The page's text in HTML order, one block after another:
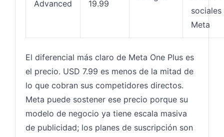
Advanced
19.99
sociales
Meta
El diferencial más claro de Meta One Plus es
el precio. USD 7.99 es menos de la mitad de
lo que cobran sus competidores directos.
Meta puede sostener ese precio porque su
modelo de negocio ya tiene escala masiva
de publicidad; los planes de suscripción son